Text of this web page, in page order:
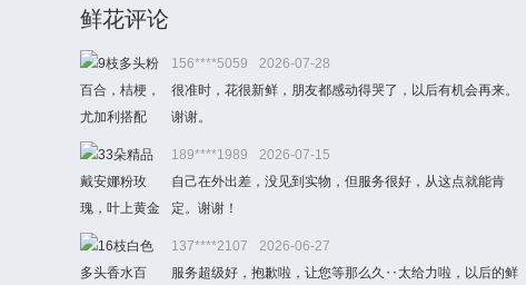
鲜花评论
156****5059
2026-07-28
很准时，花很新鲜，朋友都感动得哭了，以后有机会再来。
谢谢。
189****1989
2026-07-15
自己在外出差，没见到实物，但服务很好，从这点就能肯
定。谢谢！
137****2107
2026-06-27
服务超级好，抱歉啦，让您等那么久‥太给力啦，以后的鲜